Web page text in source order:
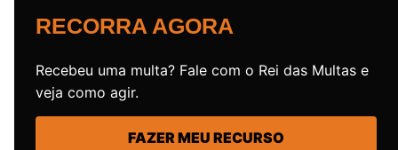
RECORRA AGORA
Recebeu uma multa? Fale com o Rei das Multas e
veja como agir.
FAZER MEU RECURSO